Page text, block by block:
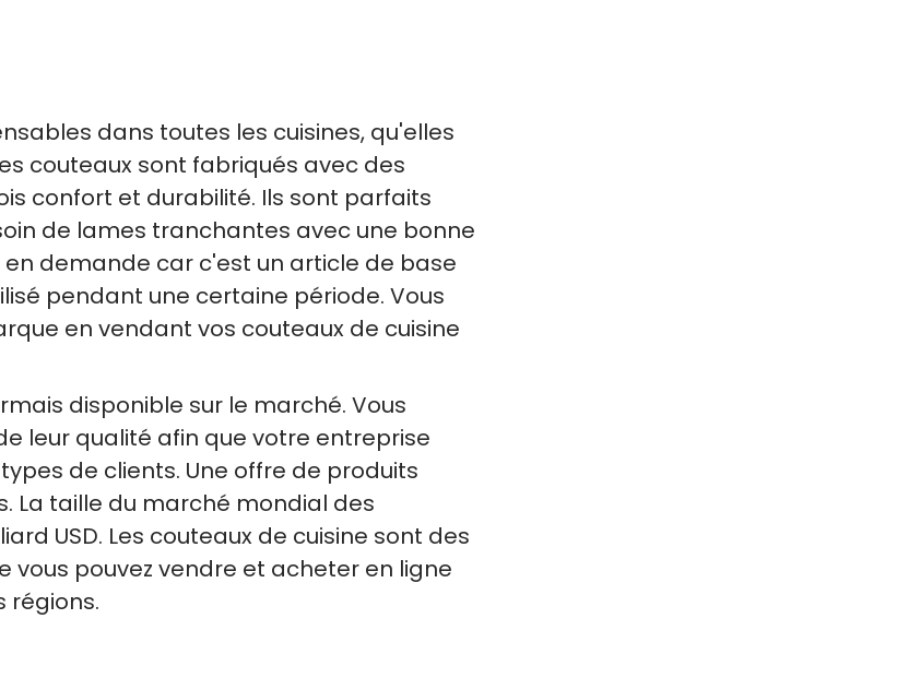
dans toutes les cuisines, qu'elles
couteaux sont fabriqués avec des
confort et durabilité. Ils sont parfaits
de lames tranchantes avec une bonne
demande car c'est un article de base
pendant une certaine période. Vous
en vendant vos couteaux de cuisine
disponible sur le marché. Vous
leur qualité afin que votre entreprise
de clients. Une offre de produits
La taille du marché mondial des
USD. Les couteaux de cuisine sont des
vous pouvez vendre et acheter en ligne
régions.